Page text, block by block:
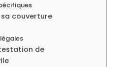
couverture
de